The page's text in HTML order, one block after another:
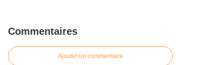
Commentaires
Ajouter un commentaire